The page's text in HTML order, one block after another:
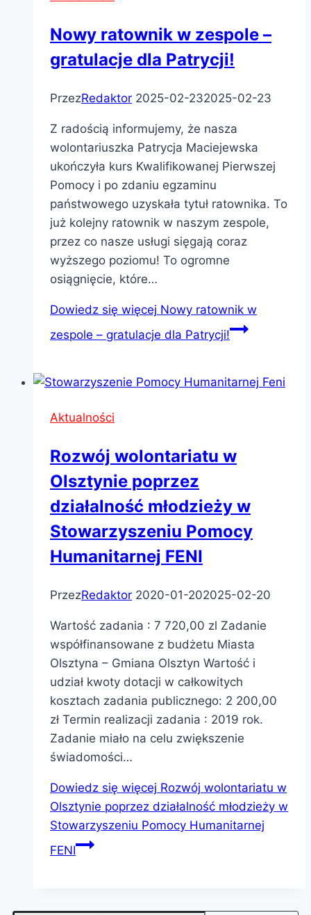
Nowy ratownik w zespole –
gratulacje dla Patrycji!
PrzezRedaktor 2025-02-232025-02-23
Z radością informujemy, że nasza
wolontariuszka Patrycja Maciejewska
ukończyła kurs Kwalifikowanej Pierwszej
Pomocy i po zdaniu egzaminu
państwowego uzyskała tytuł ratownika. To
już kolejny ratownik w naszym zespole,
przez co nasze usługi sięgają coraz
wyższego poziomu! To ogromne
osiągnięcie, które…
Dowiedz się więcej Nowy ratownik w
zespole – gratulacje dla Patrycji!
Aktualności
Rozwój wolontariatu w
Olsztynie poprzez
działalność młodzieży w
Stowarzyszeniu Pomocy
Humanitarnej FENI
PrzezRedaktor 2020-01-202025-02-20
Wartość zadania : 7 720,00 zl Zadanie
współfinansowane z budżetu Miasta
Olsztyna – Gmiana Olsztyn Wartość i
udział kwoty dotacji w całkowitych
kosztach zadania publicznego: 2 200,00
zł Termin realizacji zadania : 2019 rok.
Zadanie miało na celu zwiększenie
świadomości…
Dowiedz się więcej Rozwój wolontariatu w
Olsztynie poprzez działalność młodzieży w
Stowarzyszeniu Pomocy Humanitarnej
FENI